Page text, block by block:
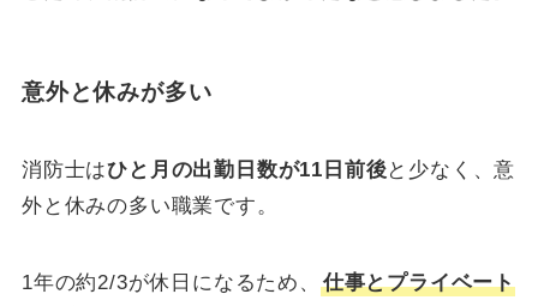
意外と休みが多い
消防士はひと月の出勤日数が11日前後と少なく、意
外と休みの多い職業です。
1年の約2/3が休日になるため、
仕事とプライベート